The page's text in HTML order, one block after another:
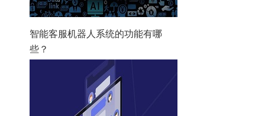
智能客服机器人系统的功能有哪
些？